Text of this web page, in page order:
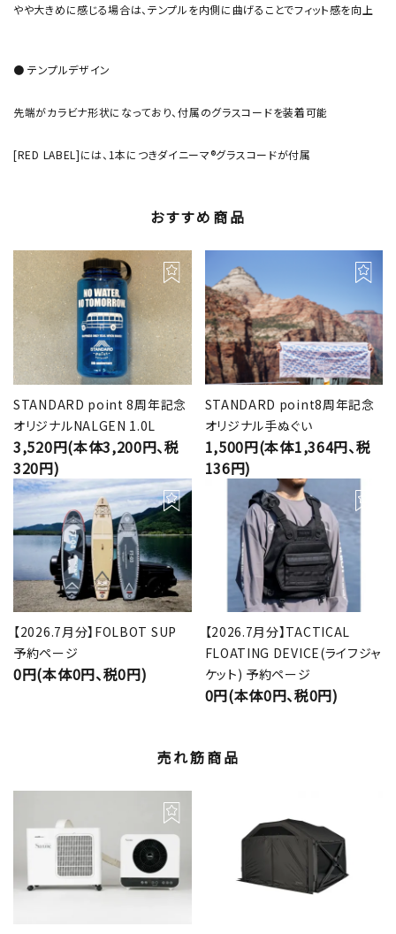
やや大きめに感じる場合は、テンプルを内側に曲げることでフィット感を向上
● テンプルデザイン
先端がカラビナ形状になっており、付属のグラスコードを装着可能
[RED LABEL]には、1本につきダイニーマ®グラスコードが付属
おすすめ商品
STANDARD point 8周年記念
オリジナルNALGEN 1.0L
3,520円(本体3,200円、税
320円)
STANDARD point8周年記念
オリジナル手ぬぐい
1,500円(本体1,364円、税
136円)
【2026.7月分】FOLBOT SUP
予約ページ
0円(本体0円、税0円)
【2026.7月分】TACTICAL
FLOATING DEVICE(ライフジャ
ケット) 予約ページ
0円(本体0円、税0円)
売れ筋商品